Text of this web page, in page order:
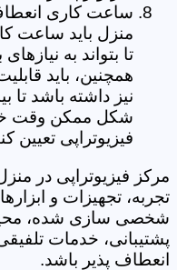
ساعت کاری
منزل باید ساعت
تا بتواند به
همچنین، باید
نیز داشته باشد تا
شکل ممکن وقت
فیزیوتراپی تعیین
مرکز فیزیوتراپی در
تجربه، تجهیزات و
شخصی سازی شده،
پشتیبانی، خدمات
انعطاف پذیر باشد.